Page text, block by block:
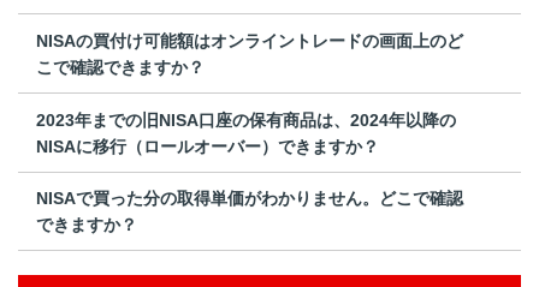
NISAの買付け可能額はオンライントレードの画面上のど
こで確認できますか？
2023年までの旧NISA口座の保有商品は、2024年以降の
NISAに移行（ロールオーバー）できますか？
NISAで買った分の取得単価がわかりません。どこで確認
できますか？